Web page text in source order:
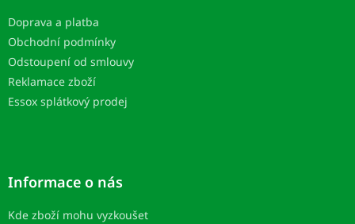
Doprava a platba
Obchodní podmínky
Odstoupení od smlouvy
Reklamace zboží
Essox splátkový prodej
Informace o nás
Kde zboží mohu vyzkoušet